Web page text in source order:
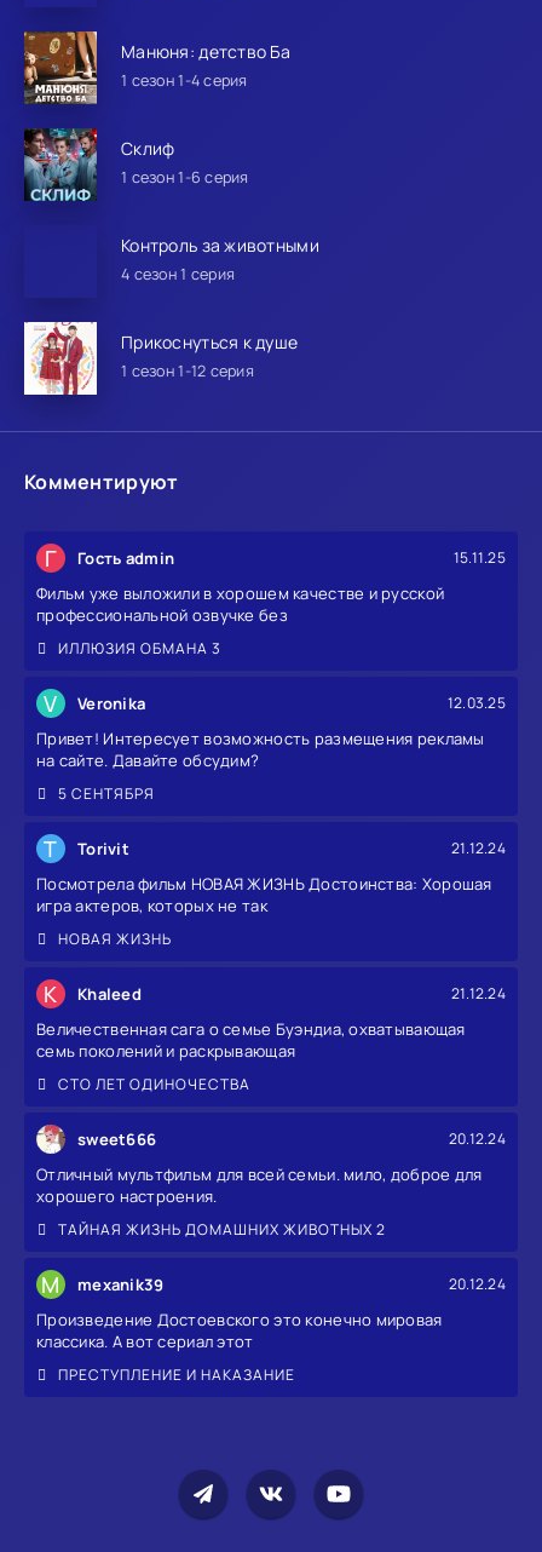
Манюня: детство Ба
1 сезон 1-4 серия
Склиф
1 сезон 1-6 серия
Контроль за животными
4 сезон 1 серия
Прикоснуться к душе
1 сезон 1-12 серия
Комментируют
Г Гость admin 15.11.25
Фильм уже выложили в хорошем качестве и русской
профессиональной озвучке без
ИЛЛЮЗИЯ ОБМАНА 3
V Veronika 12.03.25
Привет! Интересует возможность размещения рекламы
на сайте. Давайте обсудим?
5 СЕНТЯБРЯ
T Torivit 21.12.24
Посмотрела фильм НОВАЯ ЖИЗНЬ Достоинства: Хорошая
игра актеров, которых не так
НОВАЯ ЖИЗНЬ
K Khaleed 21.12.24
Величественная сага о семье Буэндиа, охватывающая
семь поколений и раскрывающая
СТО ЛЕТ ОДИНОЧЕСТВА
sweet666 20.12.24
Отличный мультфильм для всей семьи. мило, доброе для
хорошего настроения.
ТАЙНАЯ ЖИЗНЬ ДОМАШНИХ ЖИВОТНЫХ 2
M mexanik39 20.12.24
Произведение Достоевского это конечно мировая
классика. А вот сериал этот
ПРЕСТУПЛЕНИЕ И НАКАЗАНИЕ